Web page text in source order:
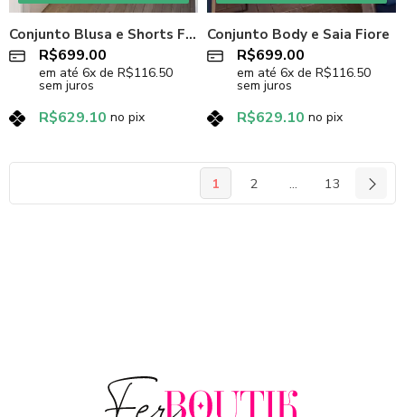
Conjunto Blusa e Shorts Fiore
R$699.00
em até 6x de R$116.50
sem juros
R$629.10 no pix
Conjunto Body e Saia Fiore
R$699.00
em até 6x de R$116.50
sem juros
R$629.10 no pix
1 2 … 13